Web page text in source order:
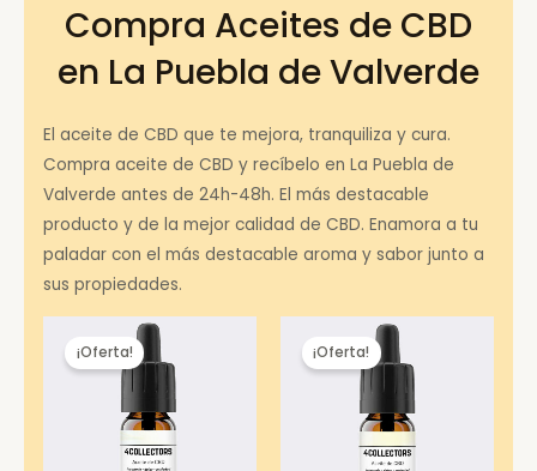
Compra Aceites de CBD
en La Puebla de Valverde
El aceite de CBD que te mejora, tranquiliza y cura.
Compra aceite de CBD y recíbelo en La Puebla de
Valverde antes de 24h-48h. El más destacable
producto y de la mejor calidad de CBD. Enamora a tu
paladar con el más destacable aroma y sabor junto a
sus propiedades.
¡Oferta! ¡Oferta!